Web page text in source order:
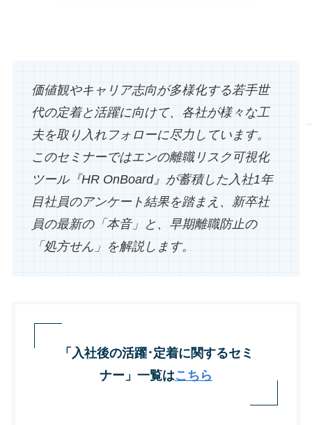
価値観やキャリア志向が多様化する若手世
代の定着と活躍に向けて、各社が様々な工
夫を取り入れフォローに尽力しています。
このセミナーではエンの離職リスク可視化
ツール『HR OnBoard』が蓄積した入社1年
目社員のアンケート結果を踏まえ、新卒社
員の最新の「本音」と、早期離職防止の
「処方せん」を解説します。
「入社後の活躍･定着に関するセミ
ナー」一覧はこちら